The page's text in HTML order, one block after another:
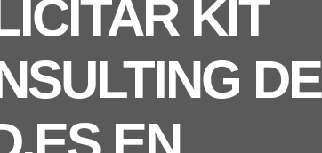
KIT
DE